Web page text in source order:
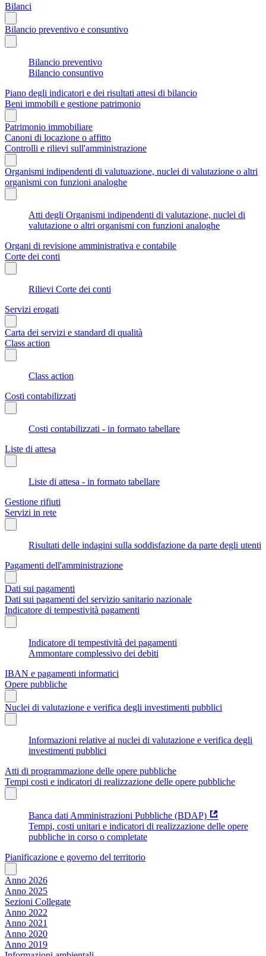
Bilanci
Bilancio preventivo e consuntivo
Bilancio preventivo
Bilancio consuntivo
Piano degli indicatori e dei risultati attesi di bilancio
Beni immobili e gestione patrimonio
Patrimonio immobiliare
Canoni di locazione o affitto
Controlli e rilievi sull'amministrazione
Organismi indipendenti di valutuazione, nuclei di valutazione o altri
organismi con funzioni analoghe
Atti degli Organismi indipendenti di valutazione, nuclei di
valutazione o altri organismi con funzioni analoghe
Organi di revisione amministrativa e contabile
Corte dei conti
Rilievi Corte dei conti
Servizi erogati
Carta dei servizi e standard di qualità
Class action
Class action
Costi contabilizzati
Costi contabilizzati - in formato tabellare
Liste di attesa
Liste di attesa - in formato tabellare
Gestione rifiuti
Servizi in rete
Risultati delle indagini sulla soddisfazione da parte degli utenti
Pagamenti dell'amministrazione
Dati sui pagamenti
Dati sui pagamenti del servizio sanitario nazionale
Indicatore di tempestività pagamenti
Indicatore di tempestività dei pagamenti
Ammontare complessivo dei debiti
IBAN e pagamenti informatici
Opere pubbliche
Nuclei di valutazione e verifica degli investimenti pubblici
Informazioni relative ai nuclei di valutazione e verifica degli
investimenti pubblici
Atti di programmazione delle opere pubbliche
Tempi costi e indicatori di realizzazione delle opere pubbliche
Banca dati Amministrazioni Pubbliche (BDAP)
Tempi, costi unitari e indicatori di realizzazione delle opere
pubbliche in corso o completate
Pianificazione e governo del territorio
Anno 2026
Anno 2025
Sezioni Collegate
Anno 2022
Anno 2021
Anno 2020
Anno 2019